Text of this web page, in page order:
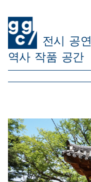
전시 공연
역사 작품 공간
ggc/